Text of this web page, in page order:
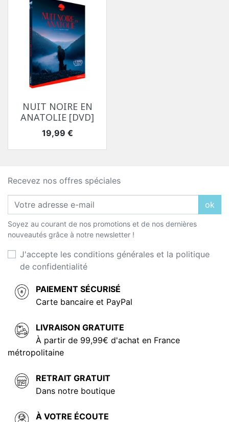
NUIT NOIRE EN
ANATOLIE [DVD]
Prix
19,99 €
Recevez nos offres spéciales
ok
Soyez au courant de nos promotions et de nos dernières
nouveautés grâce à notre newsletter !
J'accepte les conditions générales et la politique
de confidentialité
PAIEMENT SÉCURISÉ
Carte bancaire et PayPal
LIVRAISON GRATUITE
À partir de 99,99€ d'achat en France
métropolitaine
RETRAIT GRATUIT
Dans notre boutique
À VOTRE ÉCOUTE